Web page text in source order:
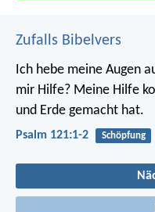
Zufalls Bibelvers
Ich hebe meine Augen
mir Hilfe? Meine Hilfe
und Erde gemacht hat.
Psalm 121:1-2 Schöpfung